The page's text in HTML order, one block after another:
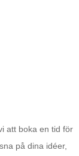
att boka en tid för
på dina idéer,